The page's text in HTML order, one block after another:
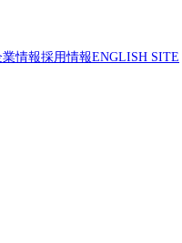
業情報採用情報ENGLISH SITE